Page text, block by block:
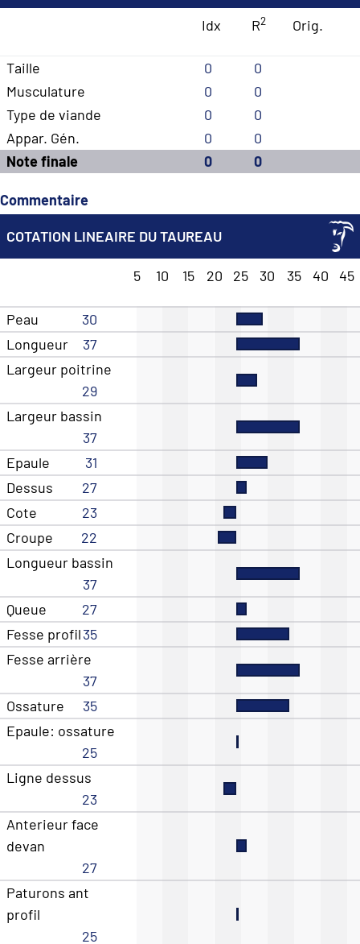
Idx
R2 Orig.
Taille 0
0
Musculature
0
0
Type de viande
0
0
Appar. Gén.
0
0
Note finale
0 0
Commentaire
COTATION LINEAIRE DU TAUREAU
5 10 15 20 25 30 35 40 45
Peau
30
Longueur
37
Largeur poitrine
29
Largeur bassin
37
Epaule
31
Dessus
27
Cote
23
Croupe
22
Longueur bassin
37
Queue
27
Fesse profil35
Fesse arrière
37
Ossature
35
Epaule: ossature
25
Ligne dessus
23
Anterieur face
devan
27
Paturons ant
profil
25